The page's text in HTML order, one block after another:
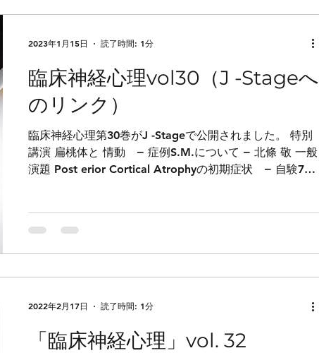
臨床神経心理vol30（J -Stageへ
のリンク）
臨床神経心理第30巻がJ -Stageで公開されました。 特別
講演 扁桃体と 情動 − 症例S.M.について − 北條 敬 一般
演題 Post erior Cortical Atrophyの初期症状 − 自験7例
2023年1月15日 読了時間: 1分
「臨床神経心理」vol. 32
2022年2月17日 読了時間: 1分